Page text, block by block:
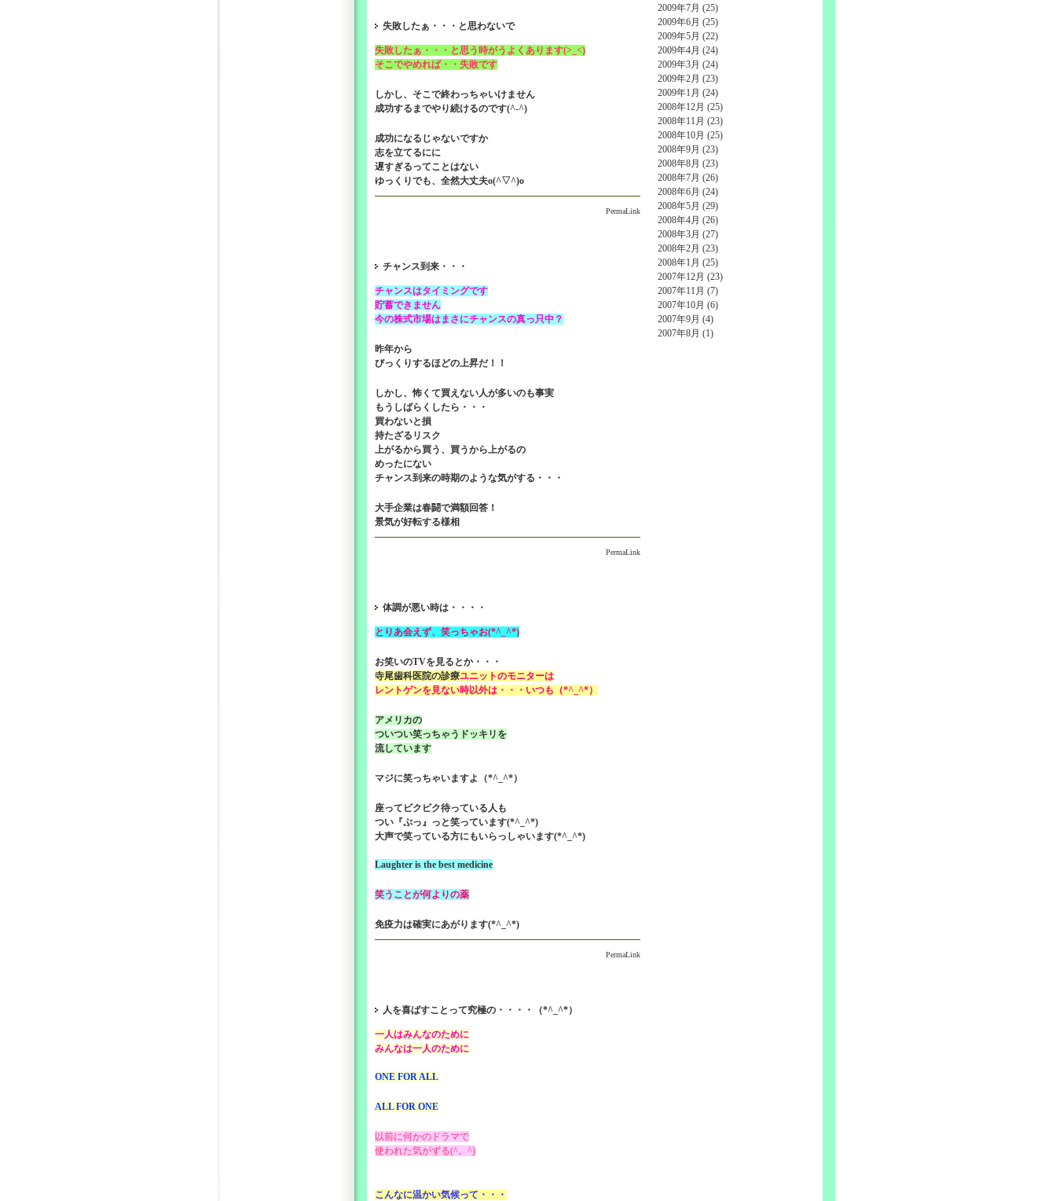
失敗したぁ・・・と思わないで
失敗したぁ・・・と思う時がうよくあります(>_<)
そこでやめれば・・失敗です
しかし、そこで終わっちゃいけません
成功するまでやり続けるのです(^-^)
成功になるじゃないですか
志を立てるにに
遅すぎるってことはない
ゆっくりでも、全然大丈夫o(^▽^)o
PermaLink
チャンス到来・・・
チャンスはタイミングです
貯蓄できません
今の株式市場はまさにチャンスの真っ只中？
昨年から
びっくりするほどの上昇だ！！
しかし、怖くて買えない人が多いのも事実
もうしばらくしたら・・・
買わないと損
持たざるリスク
上がるから買う、買うから上がるの
めったにない
チャンス到来の時期のような気がする・・・
大手企業は春闘で満額回答！
景気が好転する様相
PermaLink
体調が悪い時は・・・・
とりあ会えず、笑っちゃお(*^_^*)
お笑いのTVを見るとか・・・
寺尾歯科医院の診療ユニットのモニターは
レントゲンを見ない時以外は・・・いつも（*^_^*）
アメリカの
ついつい笑っちゃうドッキリを
流しています
マジに笑っちゃいますよ（*^_^*）
座ってビクビク待っている人も
つい『ぷっ』っと笑っています(*^_^*)
大声で笑っている方にもいらっしゃいます(*^_^*)
Laughter is the best medicine
笑うことが何よりの薬
免疫力は確実にあがります(*^_^*)
PermaLink
人を喜ばすことって究極の・・・・（*^_^*）
一人はみんなのために
みんなは一人のために
ONE FOR ALL
ALL FOR ONE
以前に何かのドラマで
使われた気がずる(^。^)
こんなに温かい気候って・・・
2009年7月 (25)
2009年6月 (25)
2009年5月 (22)
2009年4月 (24)
2009年3月 (24)
2009年2月 (23)
2009年1月 (24)
2008年12月 (25)
2008年11月 (23)
2008年10月 (25)
2008年9月 (23)
2008年8月 (23)
2008年7月 (26)
2008年6月 (24)
2008年5月 (29)
2008年4月 (26)
2008年3月 (27)
2008年2月 (23)
2008年1月 (25)
2007年12月 (23)
2007年11月 (7)
2007年10月 (6)
2007年9月 (4)
2007年8月 (1)